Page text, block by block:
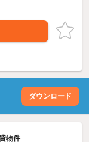
ダウンロード
物件